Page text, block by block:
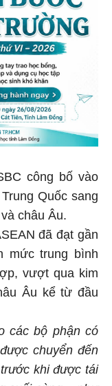
công bố vào
Quốc sang
châu Âu.
đã đạt gần
mức trung bình
vượt qua kim
Âu kể từ đầu
các bộ phận có
chuyển đến
khi được tái